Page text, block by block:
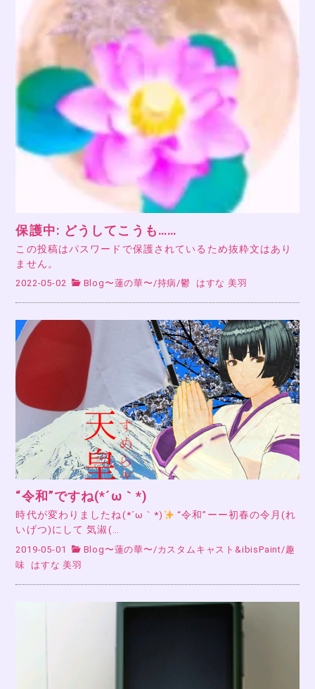
保護中: どうしてこうも……
この投稿はパスワードで保護されているため抜粋文はあり
ません。
2022-05-02 Blog〜蓮の華〜/持病/鬱 はすな 美羽
“令和”ですね(*´ω｀*)
時代が変わりましたね(*´ω｀*)
“令和”ーー初春の令月(れ
いげつ)にして 気淑(…
2019-05-01 Blog〜蓮の華〜 /カスタムキャスト&ibisPaint/趣
味
はすな 美羽